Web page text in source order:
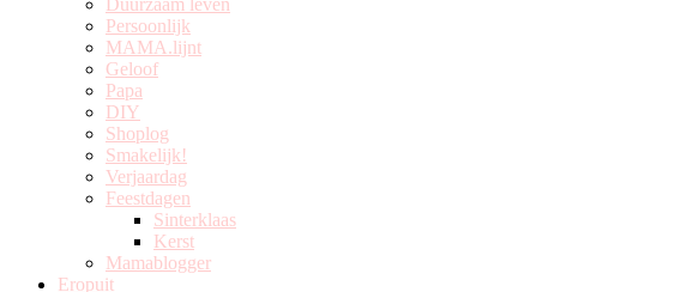
Duurzaam leven
Persoonlijk
MAMA.lijnt
Geloof
Papa
DIY
Shoplog
Smakelijk!
Verjaardag
Feestdagen
Sinterklaas
Kerst
Mamablogger
Eropuit